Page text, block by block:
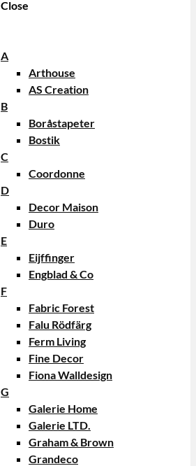
Close
A
Arthouse
AS Creation
B
Boråstapeter
Bostik
C
Coordonne
D
Decor Maison
Duro
E
Eijffinger
Engblad & Co
F
Fabric Forest
Falu Rödfärg
Ferm Living
Fine Decor
Fiona Walldesign
G
Galerie Home
Galerie LTD.
Graham & Brown
Grandeco